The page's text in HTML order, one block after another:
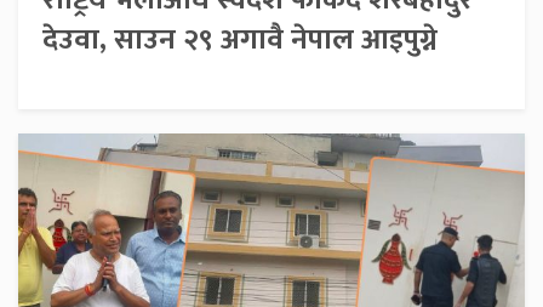
देउवा, साउन २९ अगावै नेपाल आइपुग्ने